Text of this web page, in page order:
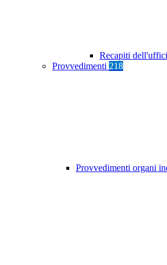
Recapiti
Provvedimenti 218
Provvedimenti organi